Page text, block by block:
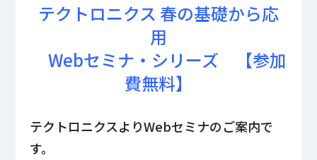
テクトロニクス 春の基礎から応
用
Webセミナ・シリーズ 【参加
費無料】
テクトロニクスよりWebセミナのご案内で
す。